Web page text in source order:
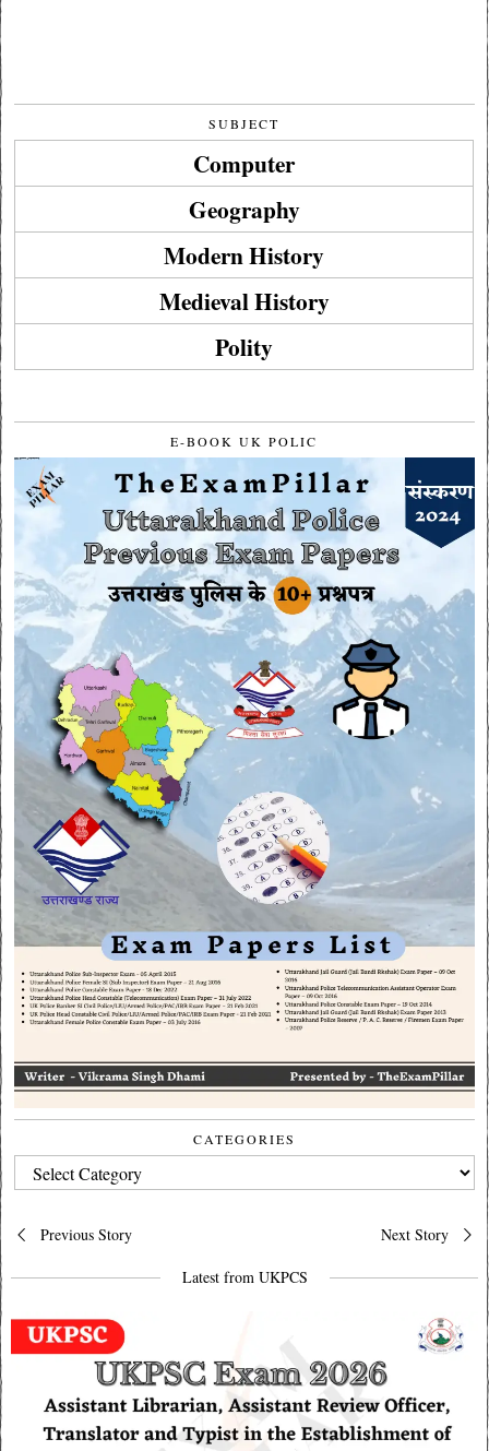
SUBJECT
Computer
Geography
Modern History
Medieval History
Polity
E-BOOK UK POLIC
CATEGORIES
CATEGORIES
Post
navigation
Previous Story Next Story
Latest from UKPCS